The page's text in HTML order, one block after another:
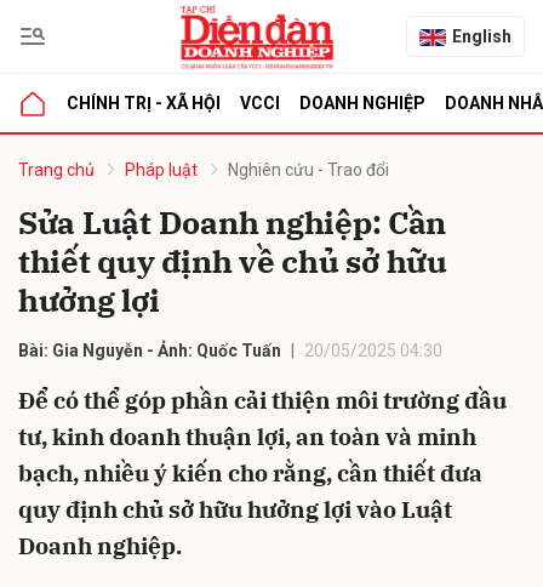
English
CHÍNH TRỊ - XÃ HỘI VCCI DOANH NGHIỆP DOANH
Trang chủ Pháp luật Nghiên cứu - Trao đổi
Sửa Luật Doanh nghiệp: Cần
thiết quy định về chủ sở hữu
hưởng lợi
Bài: Gia Nguyễn - Ảnh: Quốc Tuấn 20/05/2025 04:30
Để có thể góp phần cải thiện môi trường đầu
tư, kinh doanh thuận lợi, an toàn và minh
bạch, nhiều ý kiến cho rằng, cần thiết đưa
quy định chủ sở hữu hưởng lợi vào Luật
Doanh nghiệp.
luận
Hủy